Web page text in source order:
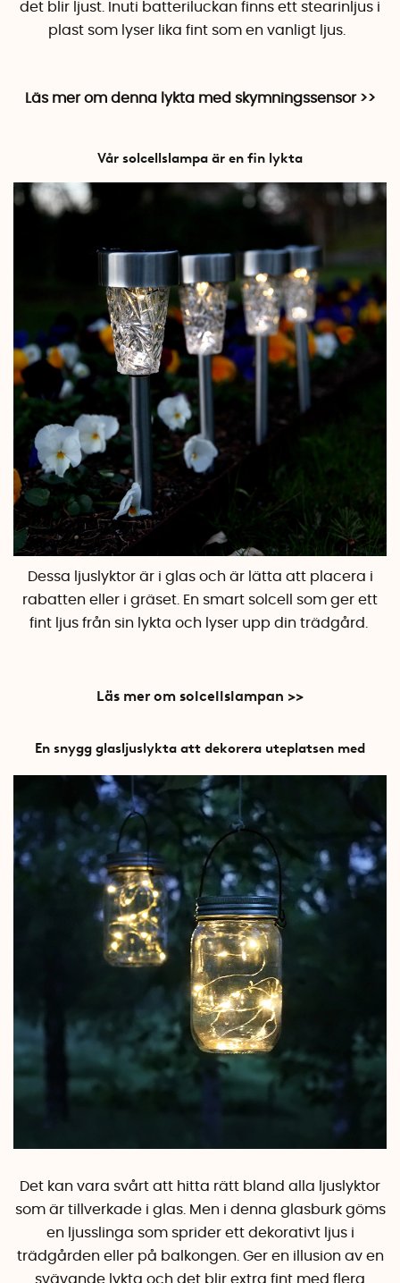
det blir ljust. Inuti batteriluckan finns ett stearinljus i
plast som lyser lika fint som en vanligt ljus.
Läs mer om denna lykta med skymningssensor >>
Vår solcellslampa är en fin lykta
Dessa ljuslyktor är i glas och är lätta att placera i
rabatten eller i gräset. En smart solcell som ger ett
fint ljus från sin lykta och lyser upp din trädgård.
Läs mer om solcellslampan >>
En snygg glasljuslykta att dekorera uteplatsen med
Det kan vara svårt att hitta rätt bland alla ljuslyktor
som är tillverkade i glas. Men i denna glasburk göms
en ljusslinga som sprider ett dekorativt ljus i
trädgården eller på balkongen. Ger en illusion av en
svävande lykta och det blir extra fint med flera